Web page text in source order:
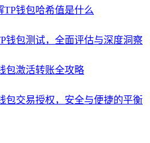
TP钱包哈希值是什么
钱包测试，全面评估与深度洞察
包激活转账全攻略
包交易授权，安全与便捷的平衡